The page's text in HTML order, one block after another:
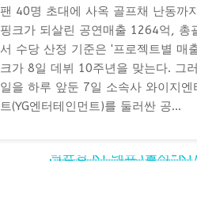
팬 40명 초대에 사옥 골프채 난동까
핑크가 되살린 공연매출 1264억, 총
서 수당 산정 기준은 '프로젝트별 매
크가 8일 데뷔 10주년을 맞는다. 그
일을 하루 앞둔 7일 소속사 와이지엔
트(YG엔터테인먼트)를 둘러싼 공...